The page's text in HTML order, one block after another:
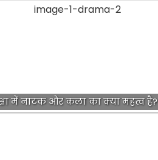
में नाटक और कला का क्या महत्व है?